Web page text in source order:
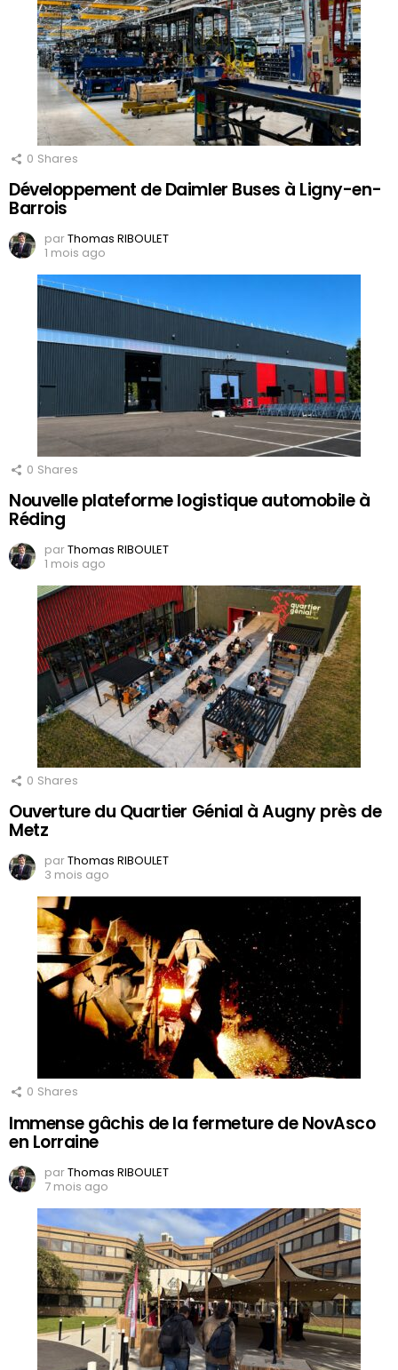
0 Shares
Développement de Daimler Buses à Ligny-en-
Barrois
parThomas RIBOULET
1 mois ago
0 Shares
Nouvelle plateforme logistique automobile à
Réding
parThomas RIBOULET
1 mois ago
0 Shares
Ouverture du Quartier Génial à Augny près de
Metz
parThomas RIBOULET
3 mois ago
0 Shares
Immense gâchis de la fermeture de NovAsco
en Lorraine
parThomas RIBOULET
7 mois ago